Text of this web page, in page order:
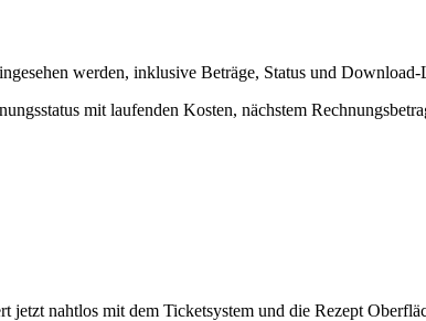
werden, inklusive Beträge, Status und Download-
mit laufenden Kosten, nächstem
jetzt nahtlos mit dem Ticketsystem und die Rezept